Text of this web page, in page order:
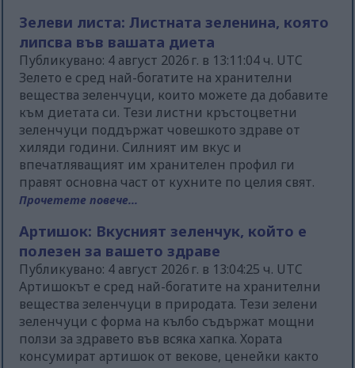
Зелеви листа: Листната зеленина, която
липсва във вашата диета
Публикувано: 4 август 2026 г. в 13:11:04 ч. UTC
Зелето е сред най-богатите на хранителни
вещества зеленчуци, които можете да добавите
към диетата си. Тези листни кръстоцветни
зеленчуци поддържат човешкото здраве от
хиляди години. Силният им вкус и
впечатляващият им хранителен профил ги
правят основна част от кухните по целия свят.
Прочетете повече...
Артишок: Вкусният зеленчук, който е
полезен за вашето здраве
Публикувано: 4 август 2026 г. в 13:04:25 ч. UTC
Артишокът е сред най-богатите на хранителни
вещества зеленчуци в природата. Тези зелени
зеленчуци с форма на кълбо съдържат мощни
ползи за здравето във всяка хапка. Хората
консумират артишок от векове, ценейки както